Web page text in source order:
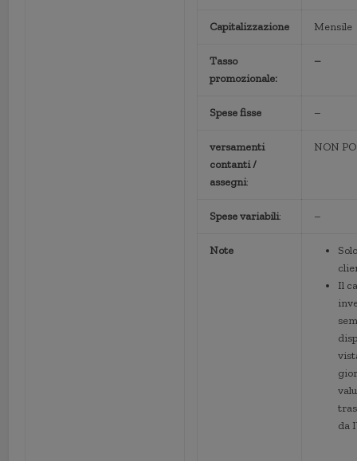
Capitalizzazione Mensile
Tasso
promozionale:
–
Spese fisse –
versamenti
contanti /
assegni:
NON
Spese variabili: –
Note
Il
da